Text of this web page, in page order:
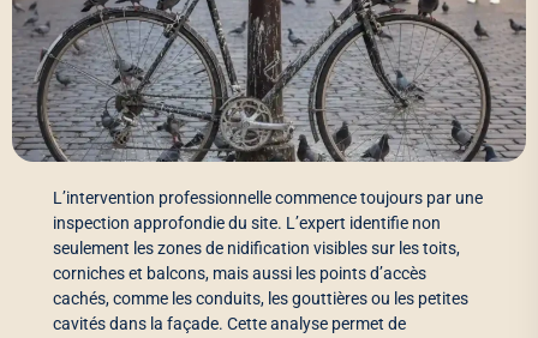
L’intervention professionnelle commence toujours par une
inspection approfondie du site. L’expert identifie non
seulement les zones de nidification visibles sur les toits,
corniches et balcons, mais aussi les points d’accès
cachés, comme les conduits, les gouttières ou les petites
cavités dans la façade. Cette analyse permet de